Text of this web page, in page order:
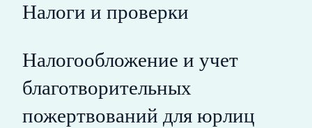
Налоги и проверки
Налогообложение и учет
благотворительных
пожертвований для юрлиц